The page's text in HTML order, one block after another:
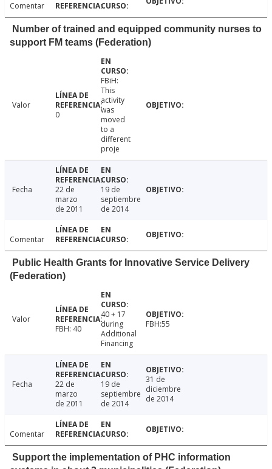
Comentar
Number of trained and equipped community nurses to
support FM teams (Federation)
Valor
0
FBiH:
This
activity
was
moved
to a
different
proje
Fecha
22 de
marzo
de 2011
19 de
septiembre
de 2014
Comentar
Public Health Grants for Innovative Service Delivery
(Federation)
Valor
FBH: 40
40 + 17
during
Additional
Financing
FBH:55
Fecha
22 de
marzo
de 2011
19 de
septiembre
de 2014
31 de
diciembre
de 2014
Comentar
Support the implementation of PHC information